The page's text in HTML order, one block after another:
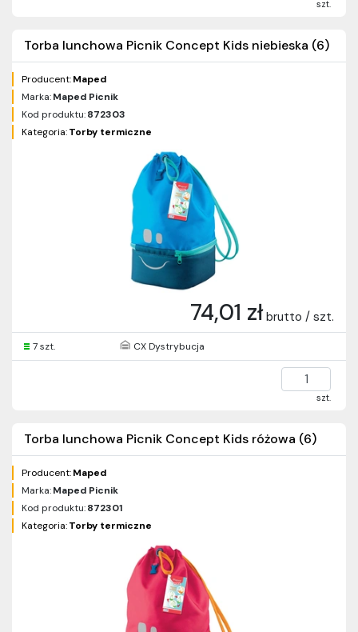
szt.
Torba lunchowa Picnik Concept Kids niebieska (6)
Producent:Maped
Marka:Maped Picnik
Kod produktu:872303
Kategoria:Torby termiczne
74,01 zł brutto / szt.
7 szt. CX Dystrybucja
szt.
Torba lunchowa Picnik Concept Kids różowa (6)
Producent:Maped
Marka:Maped Picnik
Kod produktu:872301
Kategoria:Torby termiczne